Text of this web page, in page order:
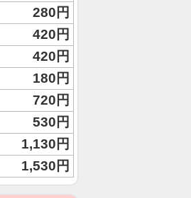
280円
420円
420円
180円
720円
530円
1,130円
1,530円